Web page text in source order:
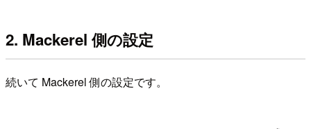
2. Mackerel 側の設定
続いて Mackerel 側の設定です。